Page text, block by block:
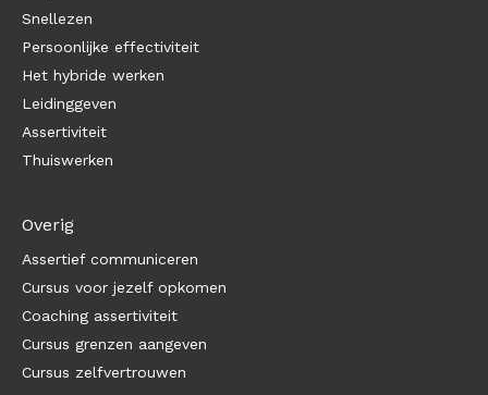
Snellezen
Persoonlijke effectiviteit
Het hybride werken
Leidinggeven
Assertiviteit
Thuiswerken
Overig
Assertief communiceren
Cursus voor jezelf opkomen
Coaching assertiviteit
Cursus grenzen aangeven
Cursus zelfvertrouwen